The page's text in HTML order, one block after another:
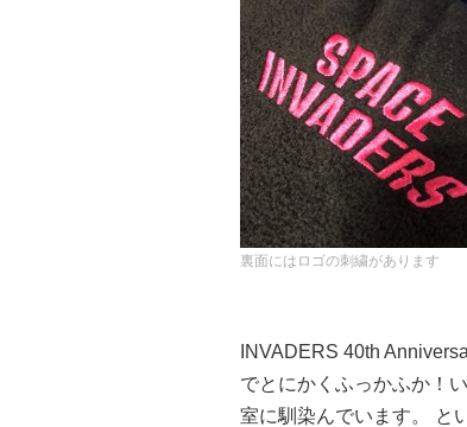
裏面にはロゴの刺繍があります
INVADERS 40th
でとにかくふっかふか！
室に馴染んでいます。 と